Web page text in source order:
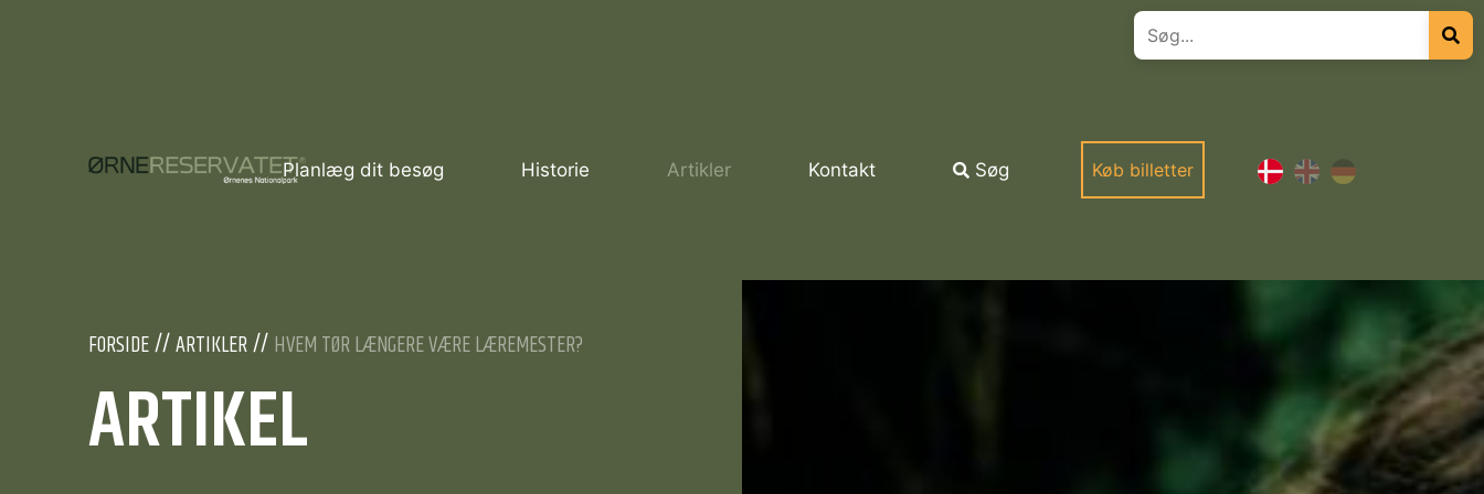
Planlæg dit besøg Historie Artikler Kontakt Søg Køb billetter
FORSIDE ARTIKLER HVEM TØR LÆNGERE VÆRE LÆREMESTER?
ARTIKEL